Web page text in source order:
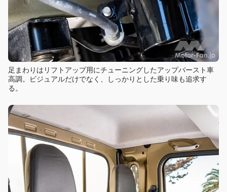
足まわりはリフトアップ用にチューニングしたアップバースト車
高調。ビジュアルだけでなく、しっかりとした乗り味も追求す
る。